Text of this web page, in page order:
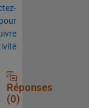
Réponses
(0)